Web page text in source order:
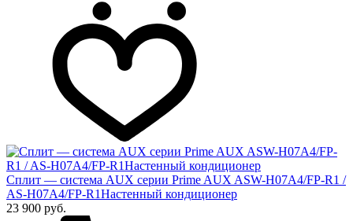
Сплит — система AUX серии Prime AUX ASW-H07A4/FP-R1 /
AS-H07A4/FP-R1Настенный кондиционер
23 900 руб.